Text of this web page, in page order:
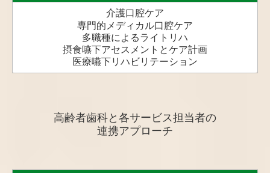
介護口腔ケア
専門的メディカル口腔ケア
多職種によるライトリハ
摂食嚥下アセスメントとケア計画
医療嚥下リハビリテーション
高齢者歯科と各サービス担当者の
連携アプローチ